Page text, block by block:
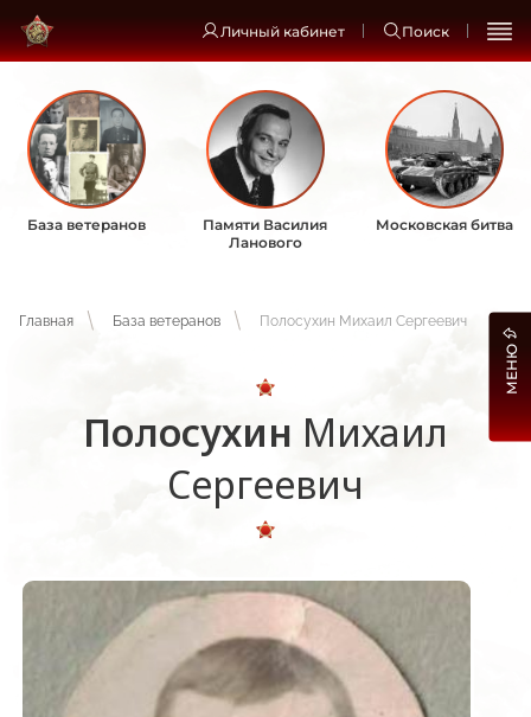
Личный кабинет Поиск
База ветеранов
Памяти Василия
Ланового
Московская битва
Главная База ветеранов Полосухин Михаил Сергеевич
Полосухин Михаил
Сергеевич
МЕНЮ